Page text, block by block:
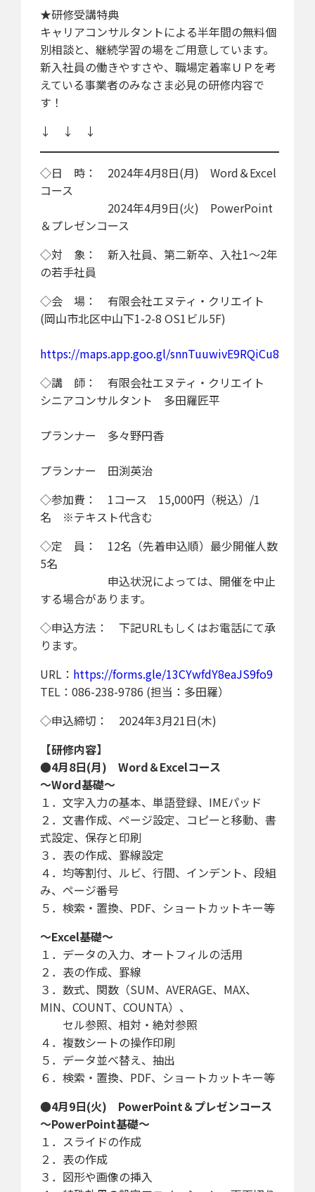
★研修受講特典
キャリアコンサルタントによる半年間の無料個
別相談と、継続学習の場をご用意しています。
新入社員の働きやすさや、職場定着率ＵＰを考
えている事業者のみなさま必見の研修内容で
す！
↓ ↓ ↓
◇日 時： 2024年4月8日(月) Word＆Excel
コース
2024年4月9日(火) PowerPoint
＆プレゼンコース
◇対 象： 新入社員、第二新卒、入社1～2年
の若手社員
◇会 場： 有限会社エヌティ・クリエイト
(岡山市北区中山下1-2-8 OS1ビル5F)
https://maps.app.goo.gl/snnTuuwivE9RQiCu8
◇講 師： 有限会社エヌティ・クリエイト
シニアコンサルタント 多田羅匠平
プランナー 多々野円香
プランナー 田渕英治
◇参加費： 1コース 15,000円（税込）/1
名 ※テキスト代含む
◇定 員： 12名（先着申込順）最少開催人数
5名
申込状況によっては、開催を中止
する場合があります。
◇申込方法： 下記URLもしくはお電話にて承
ります。
URL： https://forms.gle/13CYwfdY8eaJS9fo9
TEL：086-238-9786 (担当：多田羅）
◇申込締切： 2024年3月21日(木)
【研修内容】
●4月8日(月) Word＆Excelコース
～Word基礎～
１．文字入力の基本、単語登録、IMEパッド
２．文書作成、ページ設定、コピーと移動、書
式設定、保存と印刷
３．表の作成、罫線設定
４．均等割付、ルビ、行間、インデント、段組
み、ページ番号
５．検索・置換、PDF、ショートカットキー等
～Excel基礎～
１．データの入力、オートフィルの活用
２．表の作成、罫線
３．数式、関数（SUM、AVERAGE、MAX、
MIN、COUNT、COUNTA）、
セル参照、相対・絶対参照
４．複数シートの操作印刷
５．データ並べ替え、抽出
６．検索・置換、PDF、ショートカットキー等
●4月9日(火) PowerPoint＆プレゼンコース
～PowerPoint基礎～
１．スライドの作成
２．表の作成
３．図形や画像の挿入